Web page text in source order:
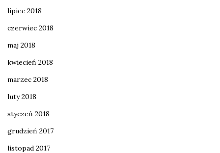
lipiec 2018
czerwiec 2018
maj 2018
kwiecień 2018
marzec 2018
luty 2018
styczeń 2018
grudzień 2017
listopad 2017